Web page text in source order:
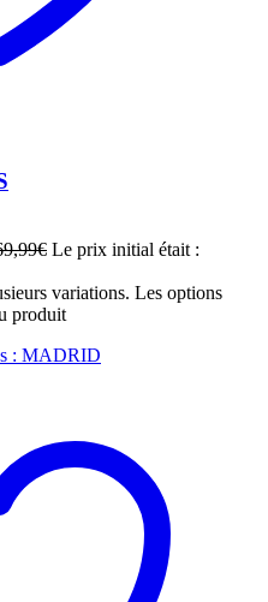
€ Le prix initial était :
variations. Les options
produit